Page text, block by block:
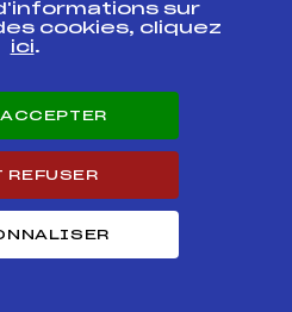
2017
2017
FFS
DES
DE
sur
cookies, cliquez
ici.
REFUSER